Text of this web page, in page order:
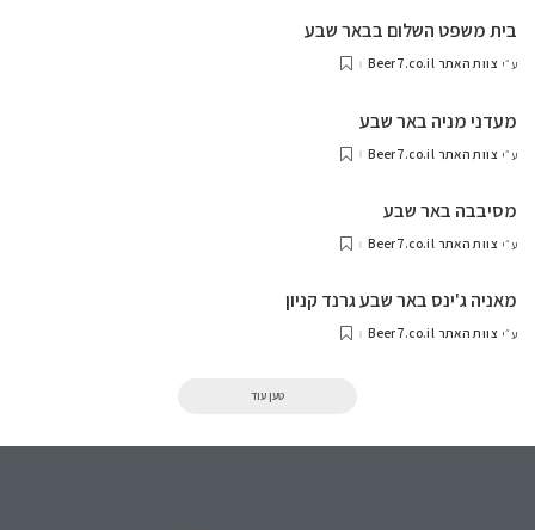
בית משפט השלום בבאר שבע
ע״י צוות האתר Beer7.co.il
מעדני מניה באר שבע
ע״י צוות האתר Beer7.co.il
מסיבבה באר שבע
ע״י צוות האתר Beer7.co.il
מאניה ג'ינס באר שבע גרנד קניון
ע״י צוות האתר Beer7.co.il
טען עוד